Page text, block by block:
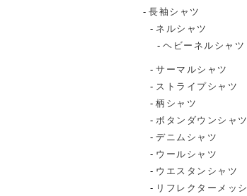
長袖シャツ
ネルシャツ
ヘビーネルシャツ
サーマルシャツ
ストライプシャツ
柄シャツ
ボタンダウンシャツ
デニムシャツ
ウールシャツ
ウエスタンシャツ
リフレクターメッシ